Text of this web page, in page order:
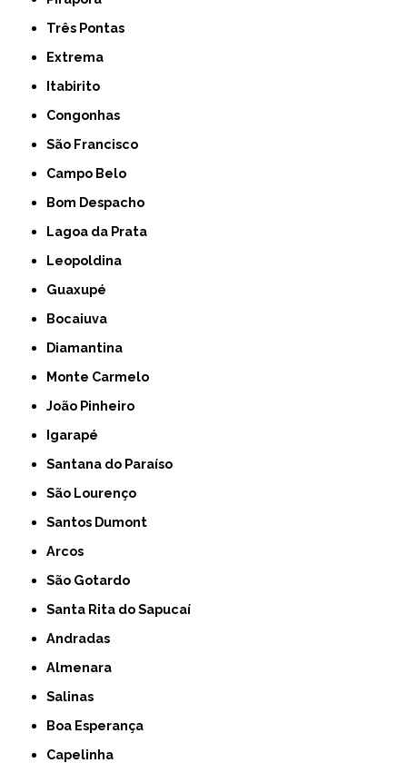
Três Pontas
Extrema
Itabirito
Congonhas
São Francisco
Campo Belo
Bom Despacho
Lagoa da Prata
Leopoldina
Guaxupé
Bocaiuva
Diamantina
Monte Carmelo
João Pinheiro
Igarapé
Santana do Paraíso
São Lourenço
Santos Dumont
Arcos
São Gotardo
Santa Rita do Sapucaí
Andradas
Almenara
Salinas
Boa Esperança
Capelinha